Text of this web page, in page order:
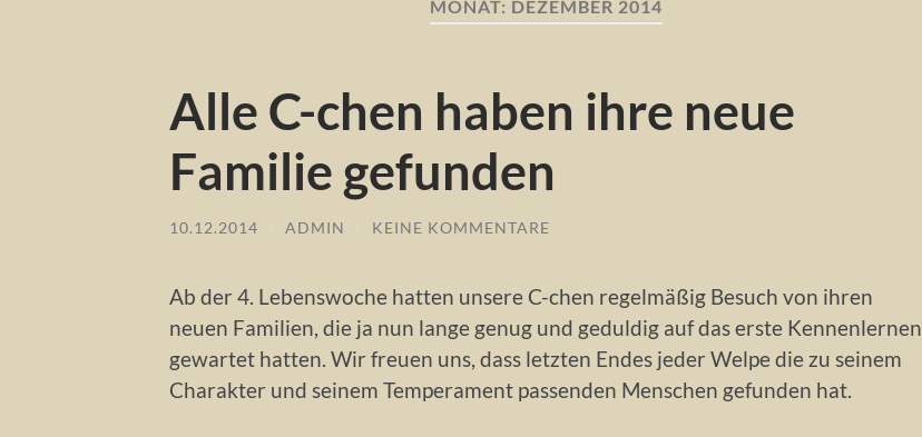
MONAT: DEZEMBER 2014
Alle C-chen haben ihre neue
Familie gefunden
10.12.2014 / ADMIN / KEINE KOMMENTARE
Ab der 4. Lebenswoche hatten unsere C-chen regelmäßig Besuch von ihren
neuen Familien, die ja nun lange genug und geduldig auf das erste Kennenlernen
gewartet hatten. Wir freuen uns, dass letzten Endes jeder Welpe die zu seinem
Charakter und seinem Temperament passenden Menschen gefunden hat.